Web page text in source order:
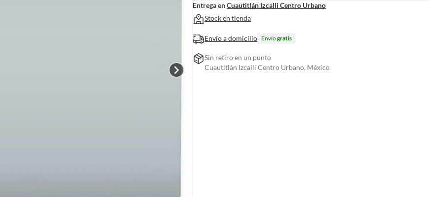
Entrega enCuautitlán Izcalli Centro Urbano
Stock en tienda
Envío a domicilio Envíogratis
Sin retiro en un punto
Cuautitlán Izcalli Centro Urbano, México